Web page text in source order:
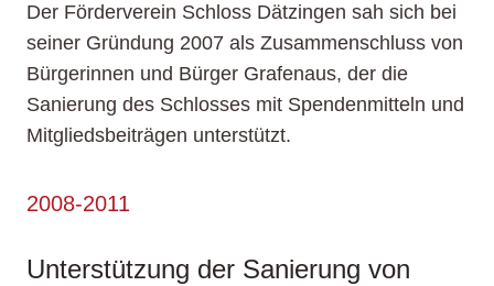
Der Förderverein Schloss Dätzingen sah sich bei
seiner Gründung 2007 als Zusammenschluss von
Bürgerinnen und Bürger Grafenaus, der die
Sanierung des Schlosses mit Spendenmitteln und
Mitgliedsbeiträgen unterstützt.
2008-2011
Unterstützung der Sanierung von